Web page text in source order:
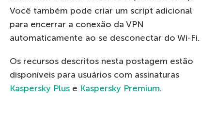
Você também pode criar um script adicional
para encerrar a conexão da VPN
automaticamente ao se desconectar do Wi-Fi.
Os recursos descritos nesta postagem estão
disponíveis para usuários com assinaturas
Kaspersky Plus e Kaspersky Premium.